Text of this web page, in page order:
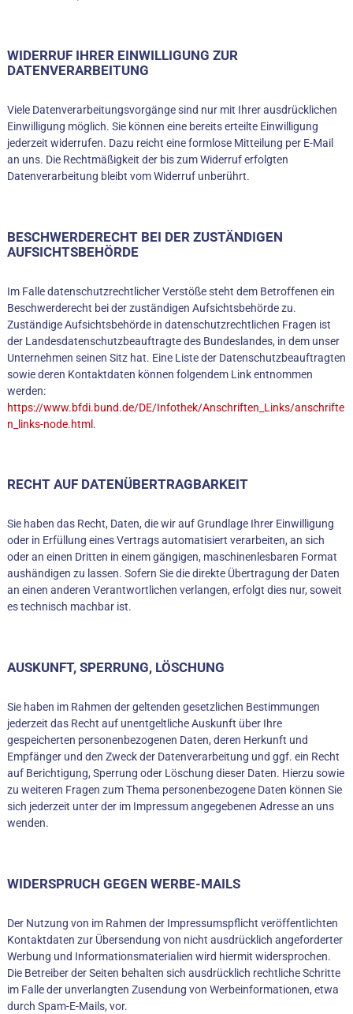
WIDERRUF IHRER EINWILLIGUNG ZUR
DATENVERARBEITUNG
Viele Datenverarbeitungsvorgänge sind nur mit Ihrer ausdrücklichen
Einwilligung möglich. Sie können eine bereits erteilte Einwilligung
jederzeit widerrufen. Dazu reicht eine formlose Mitteilung per E-Mail
an uns. Die Rechtmäßigkeit der bis zum Widerruf erfolgten
Datenverarbeitung bleibt vom Widerruf unberührt.
BESCHWERDERECHT BEI DER ZUSTÄNDIGEN
AUFSICHTSBEHÖRDE
Im Falle datenschutzrechtlicher Verstöße steht dem Betroffenen ein
Beschwerderecht bei der zuständigen Aufsichtsbehörde zu.
Zuständige Aufsichtsbehörde in datenschutzrechtlichen Fragen ist
der Landesdatenschutzbeauftragte des Bundeslandes, in dem unser
Unternehmen seinen Sitz hat. Eine Liste der Datenschutzbeauftragten
sowie deren Kontaktdaten können folgendem Link entnommen
werden:
https://www.bfdi.bund.de/DE/Infothek/Anschriften_Links/anschrifte
n_links-node.html.
RECHT AUF DATENÜBERTRAGBARKEIT
Sie haben das Recht, Daten, die wir auf Grundlage Ihrer Einwilligung
oder in Erfüllung eines Vertrags automatisiert verarbeiten, an sich
oder an einen Dritten in einem gängigen, maschinenlesbaren Format
aushändigen zu lassen. Sofern Sie die direkte Übertragung der Daten
an einen anderen Verantwortlichen verlangen, erfolgt dies nur, soweit
es technisch machbar ist.
AUSKUNFT, SPERRUNG, LÖSCHUNG
Sie haben im Rahmen der geltenden gesetzlichen Bestimmungen
jederzeit das Recht auf unentgeltliche Auskunft über Ihre
gespeicherten personenbezogenen Daten, deren Herkunft und
Empfänger und den Zweck der Datenverarbeitung und ggf. ein Recht
auf Berichtigung, Sperrung oder Löschung dieser Daten. Hierzu sowie
zu weiteren Fragen zum Thema personenbezogene Daten können Sie
sich jederzeit unter der im Impressum angegebenen Adresse an uns
wenden.
WIDERSPRUCH GEGEN WERBE-MAILS
Der Nutzung von im Rahmen der Impressumspflicht veröffentlichten
Kontaktdaten zur Übersendung von nicht ausdrücklich angeforderter
Werbung und Informationsmaterialien wird hiermit widersprochen.
Die Betreiber der Seiten behalten sich ausdrücklich rechtliche Schritte
im Falle der unverlangten Zusendung von Werbeinformationen, etwa
durch Spam-E-Mails, vor.